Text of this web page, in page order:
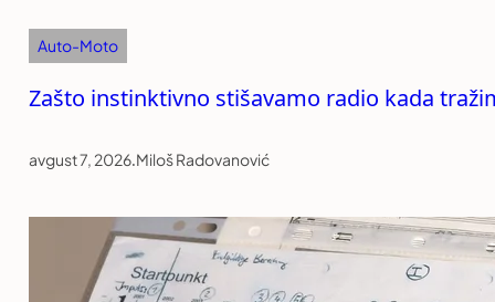
Auto-Moto
Zašto instinktivno stišavamo radio kada
avgust 7, 2026.Miloš Radovanović